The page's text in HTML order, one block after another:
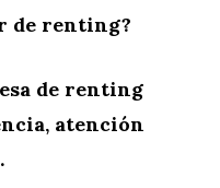
de renting?
de renting
atención